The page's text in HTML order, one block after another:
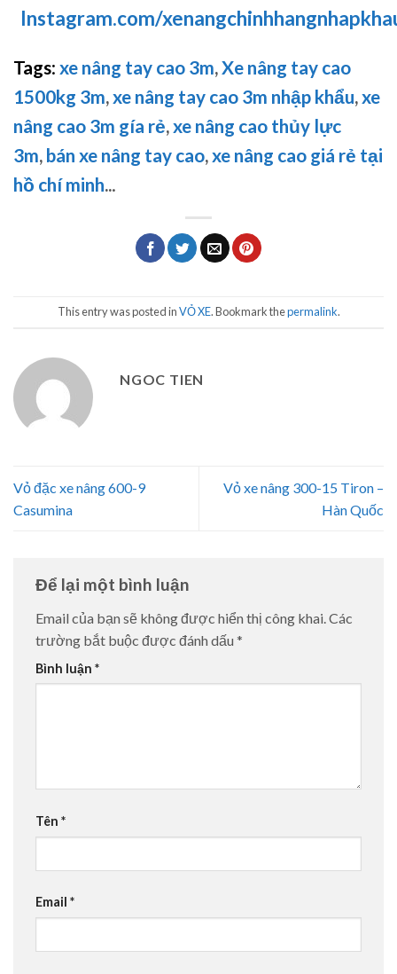
Instagram.com/
Tags: xe nâng tay cao 3m,Xe nâng tay cao
1500kg 3m,xe nâng tay cao 3m nhập khẩu,xe
nâng cao 3m gía rẻ,xe nâng cao thủy lực
3m, bán xe nâng tay cao,xe nâng cao giá rẻ tại
hồ chí minh...
This entry was posted inVỎ XE. Bookmark thepermalink.
NGOC TIEN
Vỏ đặc xe nâng 600-9
Casumina
Vỏ xe nâng 300-15 Tiron –
Hàn Quốc
Để lại một bình luận
Email của bạn sẽ không được hiển thị công khai. Các
trường bắt buộc được đánh dấu *
Bình luận *
Tên *
Email *